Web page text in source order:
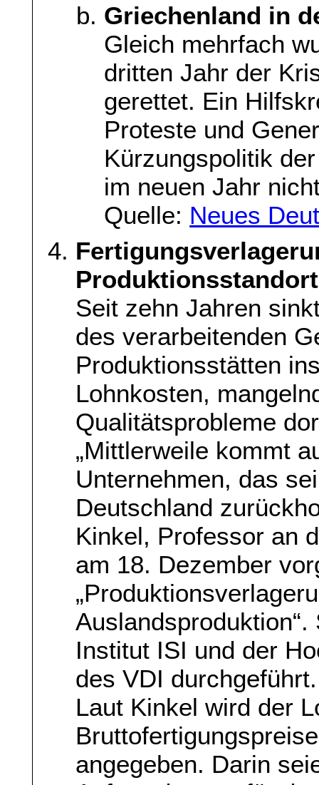
Griechenland in
Gleich mehrfach
dritten Jahr der
gerettet. Ein
Proteste und
Kürzungspolitik
im neuen Jahr
Quelle: Neues
Seit zehn Jahren
des verarbeitenden
Produktionsstätten
Lohnkosten,
Qualitätsprobleme
„Mittlerweile kommt
Unternehmen, das
Deutschland
Kinkel, Professor an
am 18. Dezember
Institut ISI und der
des VDI durchgeführt.
Laut Kinkel wird der
angegeben. Darin